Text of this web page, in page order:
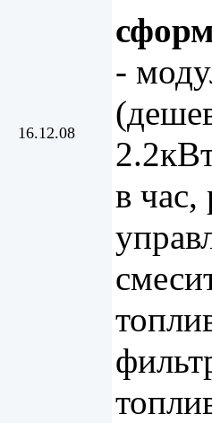
16.12.08
-
в